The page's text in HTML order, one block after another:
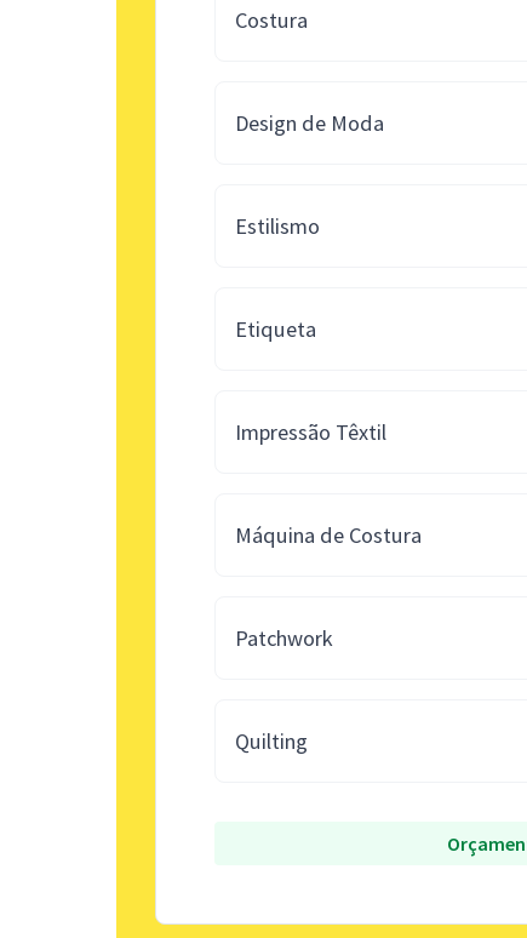
Costura
Design de Moda
Estilismo
Etiqueta
Impressão Têxtil
Máquina de Costura
Patchwork
Quilting